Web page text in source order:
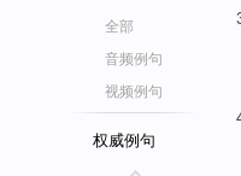
全部
音频例句
视频例句
权威例句